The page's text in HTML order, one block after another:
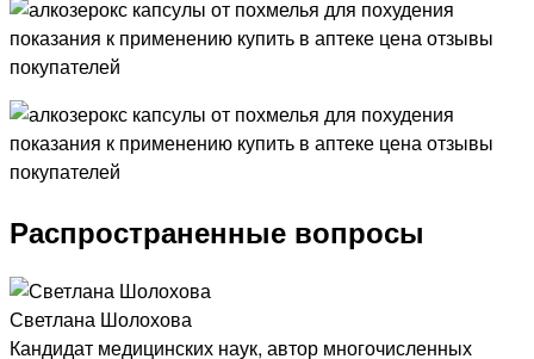
Распространенные вопросы
Светлана Шолохова
Кандидат медицинских наук, автор многочисленных